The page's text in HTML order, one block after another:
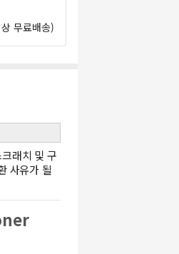
무료배송)
래치 및 구
사유가 될